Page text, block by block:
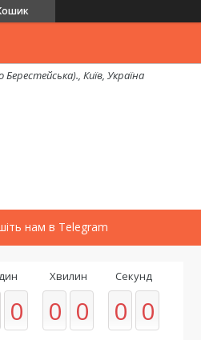
Київ, Україна
нам в Telegram
0
Хвилин
0 0
Секунд
0 0